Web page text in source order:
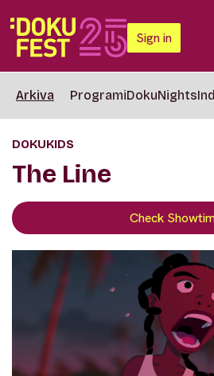
Sign in
Arkiva ProgramiDokuNights
DOKUKIDS
The Line
Check